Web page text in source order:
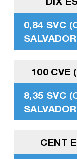
0,84 SVC
100 CVE
8,35 SVC
CENT